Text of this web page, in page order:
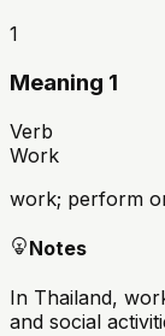
1
Meaning 1
Verb
Work
work; perform
Notes
In Thailand,
and social